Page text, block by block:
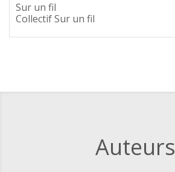
Sur un fil
Collectif Sur un fil
Auteurs